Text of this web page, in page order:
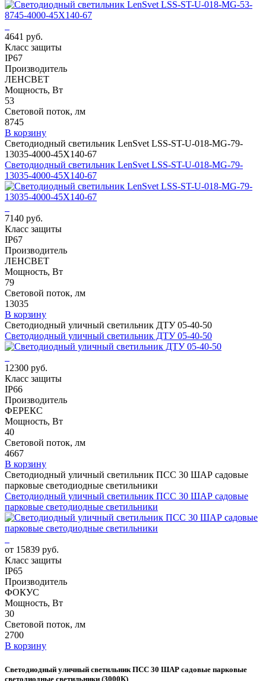
4641 руб.
Класс защиты
IP67
Производитель
ЛЕНСВЕТ
Мощность, Вт
53
Световой поток, лм
8745
В корзину
Светодиодный светильник LenSvet LSS-ST-U-018-MG-79-
13035-4000-45X140-67
Светодиодный светильник LenSvet LSS-ST-U-018-MG-79-
13035-4000-45X140-67
7140 руб.
Класс защиты
IP67
Производитель
ЛЕНСВЕТ
Мощность, Вт
79
Световой поток, лм
13035
В корзину
Светодиодный уличный светильник ДТУ 05-40-50
Светодиодный уличный светильник ДТУ 05-40-50
12300 руб.
Класс защиты
IP66
Производитель
ФЕРЕКС
Мощность, Вт
40
Световой поток, лм
4667
В корзину
Светодиодный уличный светильник ПСС 30 ШАР садовые
парковые светодиодные светильники
Светодиодный уличный светильник ПСС 30 ШАР садовые
парковые светодиодные светильники
от 15839 руб.
Класс защиты
IP65
Производитель
ФОКУС
Мощность, Вт
30
Световой поток, лм
2700
В корзину
Светодиодный уличный светильник ПСС 30 ШАР садовые парковые
светодиодные светильники (3000К)